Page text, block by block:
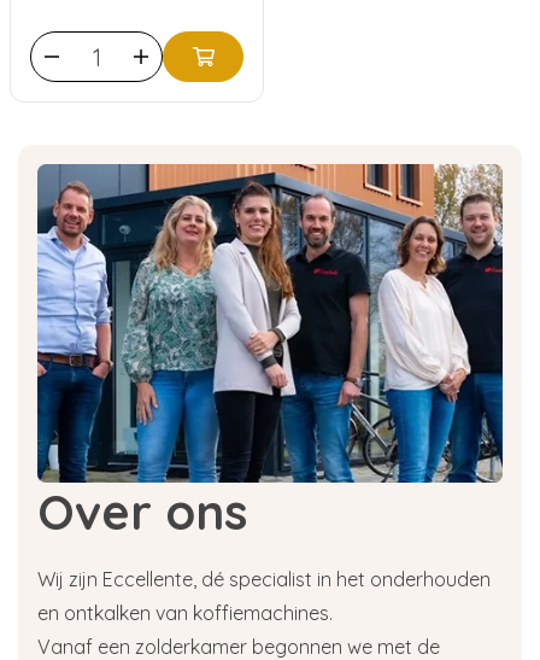
Over ons
Wij zijn Eccellente, dé specialist in het onderhouden
en ontkalken van koffiemachines.
Vanaf een zolderkamer begonnen we met de